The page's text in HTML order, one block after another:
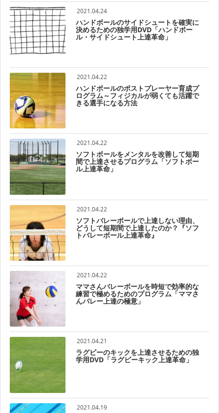
2021.04.24
ハンドボールのサイドシュートを確実に
決めるための独学用DVD「ハンドボー
ル・サイドシュート上達革命」
2021.04.22
ハンドボールのポストプレーヤー育成プ
ログラム～フィジカルが弱くても活躍で
きる選手になる方法
2021.04.22
ソフトボールをメンタルを改善して短期
間で上達させるプログラム「ソフトボー
ル上達革命」
2021.04.22
ソフトバレーボールで上達しない理由、
どうして短期間で上達したのか？『ソフ
トバレーボール上達革命』
2021.04.22
ママさんバレーボールを時短で効率的な
練習で極めるためのプログラム「ママさ
んバレー上達の極意」
2021.04.21
ラグビーのキックを上達させるための独
学用DVD「ラグビーキック上達革命」
2021.04.19